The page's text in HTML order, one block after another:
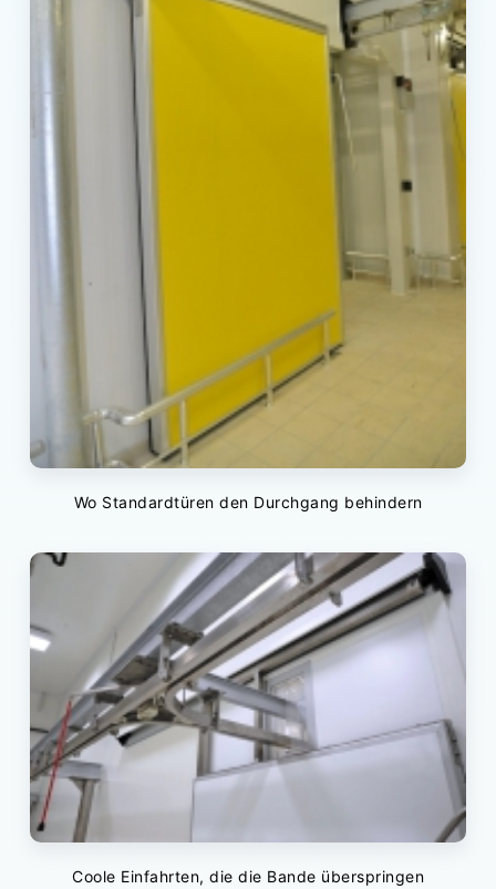
Wo Standardtüren den Durchgang behindern
Coole Einfahrten, die die Bande überspringen